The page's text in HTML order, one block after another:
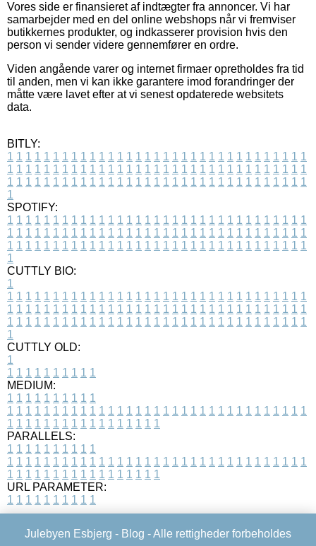
Vores side er finansieret af indtægter fra annoncer. Vi har
samarbejder med en del online webshops når vi fremviser
butikkernes produkter, og indkasserer provision hvis den
person vi sender videre gennemfører en ordre.
Viden angående varer og internet firmaer opretholdes fra tid
til anden, men vi kan ikke garantere imod forandringer der
måtte være lavet efter at vi senest opdaterede websitets
data.
BITLY:
1 1 1 1 1 1 1 1 1 1 1 1 1 1 1 1 1 1 1 1 1 1 1 1 1 1 1 1 1 1 1 1 1
1 1 1 1 1 1 1 1 1 1 1 1 1 1 1 1 1 1 1 1 1 1 1 1 1 1 1 1 1 1 1 1 1
1 1 1 1 1 1 1 1 1 1 1 1 1 1 1 1 1 1 1 1 1 1 1 1 1 1 1 1 1 1 1 1 1
1
SPOTIFY:
1 1 1 1 1 1 1 1 1 1 1 1 1 1 1 1 1 1 1 1 1 1 1 1 1 1 1 1 1 1 1 1 1
1 1 1 1 1 1 1 1 1 1 1 1 1 1 1 1 1 1 1 1 1 1 1 1 1 1 1 1 1 1 1 1 1
1 1 1 1 1 1 1 1 1 1 1 1 1 1 1 1 1 1 1 1 1 1 1 1 1 1 1 1 1 1 1 1 1
1
CUTTLY BIO:
1
1 1 1 1 1 1 1 1 1 1 1 1 1 1 1 1 1 1 1 1 1 1 1 1 1 1 1 1 1 1 1 1 1
1 1 1 1 1 1 1 1 1 1 1 1 1 1 1 1 1 1 1 1 1 1 1 1 1 1 1 1 1 1 1 1 1
1 1 1 1 1 1 1 1 1 1 1 1 1 1 1 1 1 1 1 1 1 1 1 1 1 1 1 1 1 1 1 1 1
1
CUTTLY OLD:
1
1 1 1 1 1 1 1 1 1 1
MEDIUM:
1 1 1 1 1 1 1 1 1 1
1 1 1 1 1 1 1 1 1 1 1 1 1 1 1 1 1 1 1 1 1 1 1 1 1 1 1 1 1 1 1 1 1
1 1 1 1 1 1 1 1 1 1 1 1 1 1 1 1 1
PARALLELS:
1 1 1 1 1 1 1 1 1 1
1 1 1 1 1 1 1 1 1 1 1 1 1 1 1 1 1 1 1 1 1 1 1 1 1 1 1 1 1 1 1 1 1
1 1 1 1 1 1 1 1 1 1 1 1 1 1 1 1 1
URL PARAMETER:
1 1 1 1 1 1 1 1 1 1
Julebyen Esbjerg - Blog - Alle rettigheder forbeholdes